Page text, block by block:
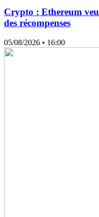
Crypto : Ethereum
des récompenses
05/08/2026 • 16:00